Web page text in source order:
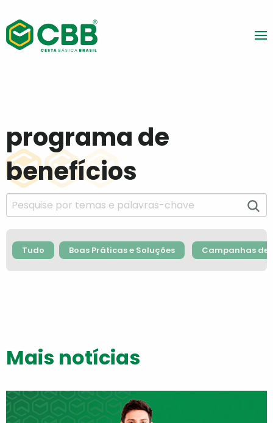
programa de
benefícios
Tudo Boas Práticas e Soluções Campanhas de
Mais notícias